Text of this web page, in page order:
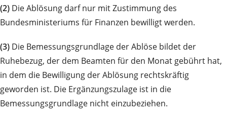
(2) Die Ablösung darf nur mit Zustimmung des
Bundesministeriums für Finanzen bewilligt werden.
(3) Die Bemessungsgrundlage der Ablöse bildet der
Ruhebezug, der dem Beamten für den Monat gebührt hat,
in dem die Bewilligung der Ablösung rechtskräftig
geworden ist. Die Ergänzungszulage ist in die
Bemessungsgrundlage nicht einzubeziehen.